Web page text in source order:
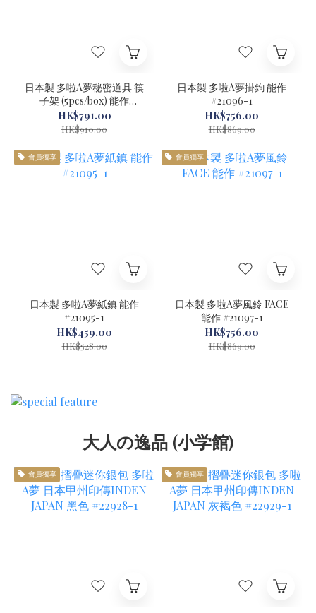
日本製 多啦A夢秘密道具 筷
子架 (5pcs/box) 能作
#21094-1
HK$791.00
HK$910.00
日本製 多啦A夢掛鉤 能作
#21096-1
HK$756.00
HK$869.00
會員獨享
日本製 多啦A夢紙鎮 能作
#21095-1
HK$459.00
HK$528.00
會員獨享
日本製 多啦A夢風鈴 FACE
能作 #21097-1
HK$756.00
HK$869.00
大人の逸品 (小学館)
會員獨享 會員獨享